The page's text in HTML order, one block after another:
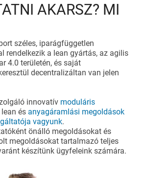
AKARSZ? MI
széles, iparágfüggetlen
rendelkezik a lean gyártás, az agilis
4.0 területén, és saját
decentralizáltan van jelen
innovatív moduláris
lean és anyagáramlási megoldások
vagyunk.
önálló megoldásokat és
megoldásokat tartalmazó teljes
készítünk ügyfeleink számára.